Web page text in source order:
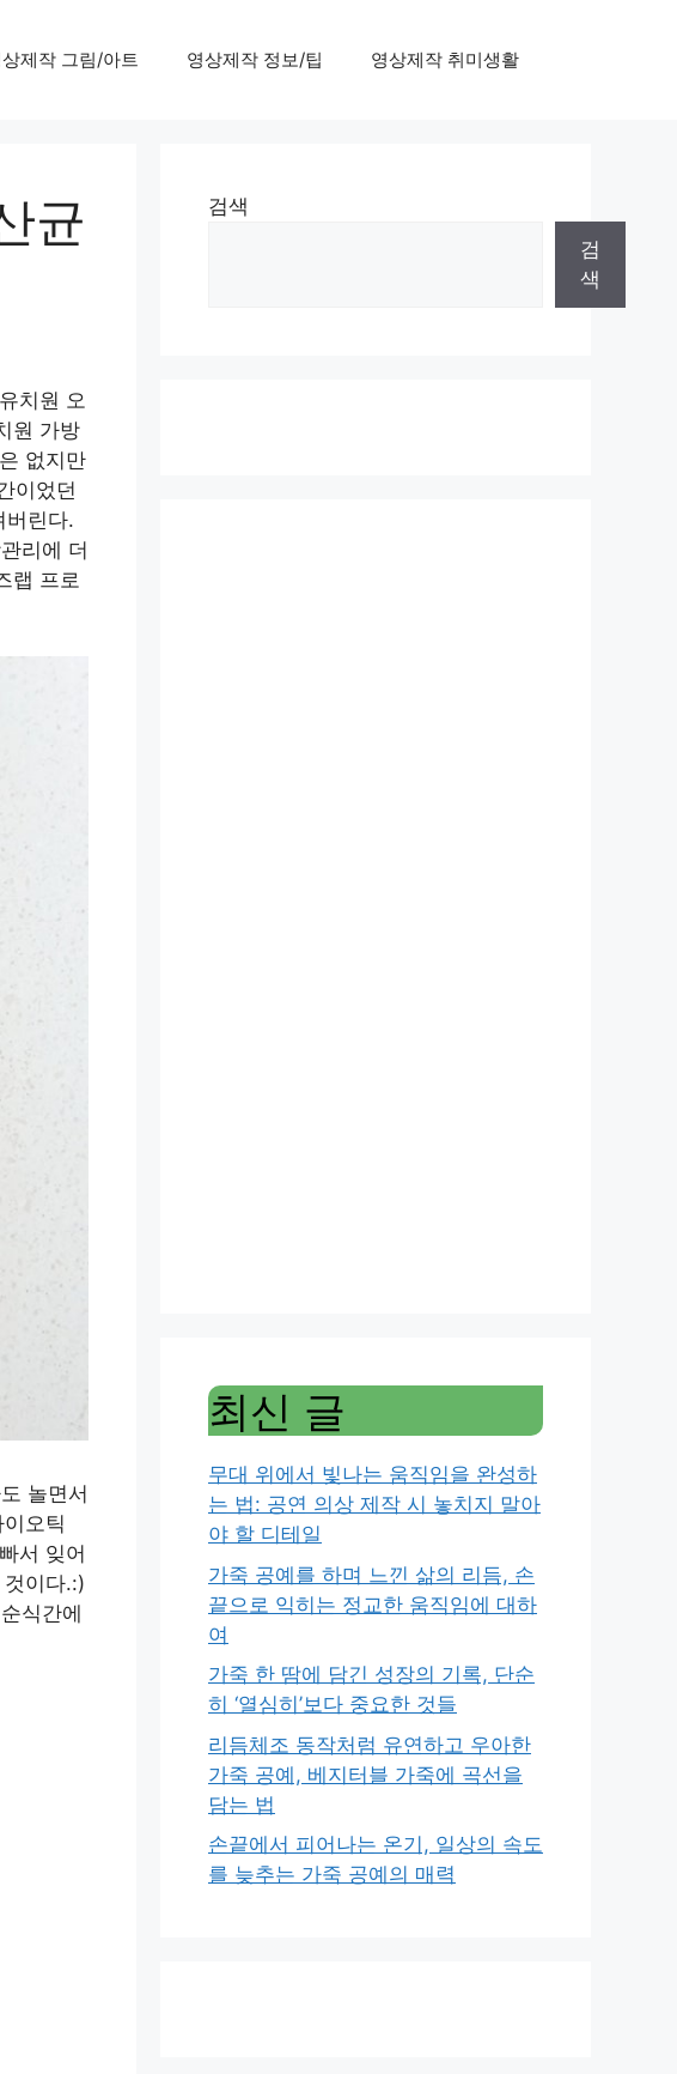
제작 그림/아트 영상제작 정보/팁 영상제작 취미생활
균
치원 오
원 가방
없지만
이었던
버린다.
리에 더
랩 프로
놀면서
오틱
서 잊어
이다.:)
식간에
검색
검
색
최신 글
무대 위에서 빛나는 움직임을 완성하
는 법: 공연 의상 제작 시 놓치지 말아
야 할 디테일
가죽 공예를 하며 느낀 삶의 리듬, 손
끝으로 익히는 정교한 움직임에 대하
여
가죽 한 땀에 담긴 성장의 기록, 단순
히 ‘열심히’보다 중요한 것들
리듬체조 동작처럼 유연하고 우아한
가죽 공예, 베지터블 가죽에 곡선을
담는 법
손끝에서 피어나는 온기, 일상의 속도
를 늦추는 가죽 공예의 매력